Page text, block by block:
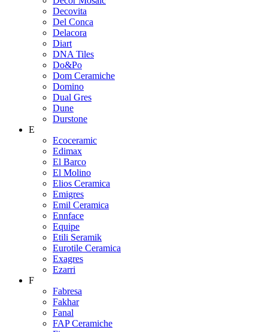
Decovita
Del Conca
Delacora
Diart
DNA Tiles
Do&Po
Dom Ceramiche
Domino
Dual Gres
Dune
Durstone
E
Ecoceramic
Edimax
El Barco
El Molino
Elios Ceramica
Emigres
Emil Ceramica
Ennface
Equipe
Etili Seramik
Eurotile Ceramica
Exagres
Ezarri
F
Fabresa
Fakhar
Fanal
FAP Ceramiche